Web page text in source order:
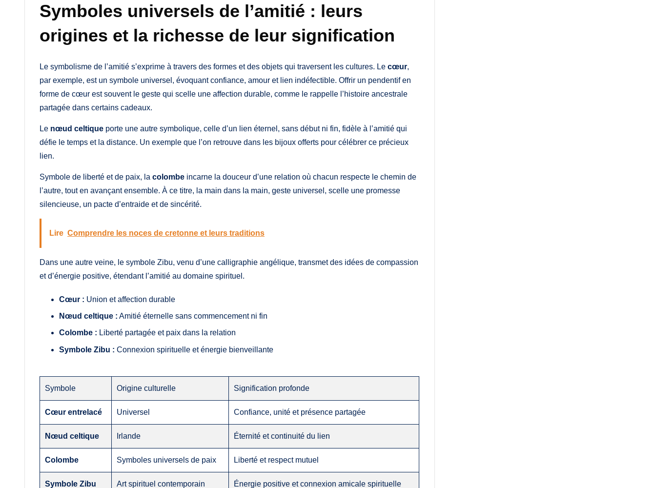
Symboles universels de l’amitié : leurs
origines et la richesse de leur signification
Le symbolisme de l’amitié s’exprime à travers des formes et des objets qui traversent les cultures. Le cœur,
par exemple, est un symbole universel, évoquant confiance, amour et lien indéfectible. Offrir un pendentif en
forme de cœur est souvent le geste qui scelle une affection durable, comme le rappelle l’histoire ancestrale
partagée dans certains cadeaux.
Le nœud celtique porte une autre symbolique, celle d’un lien éternel, sans début ni fin, fidèle à l’amitié qui
défie le temps et la distance. Un exemple que l’on retrouve dans les bijoux offerts pour célébrer ce précieux
lien.
Symbole de liberté et de paix, la colombe incarne la douceur d’une relation où chacun respecte le chemin de
l’autre, tout en avançant ensemble. À ce titre, la main dans la main, geste universel, scelle une promesse
silencieuse, un pacte d’entraide et de sincérité.
Lire Comprendre les noces de cretonne et leurs traditions
Dans une autre veine, le symbole Zibu, venu d’une calligraphie angélique, transmet des idées de compassion
et d’énergie positive, étendant l’amitié au domaine spirituel.
Cœur : Union et affection durable
Nœud celtique : Amitié éternelle sans commencement ni fin
Colombe : Liberté partagée et paix dans la relation
Symbole Zibu : Connexion spirituelle et énergie bienveillante
Symbole Origine culturelle Signification profonde
Cœur entrelacé Universel Confiance, unité et présence partagée
Nœud celtique Irlande Éternité et continuité du lien
Colombe Symboles universels de paix Liberté et respect mutuel
Symbole Zibu Art spirituel contemporain Énergie positive et connexion amicale spirituelle